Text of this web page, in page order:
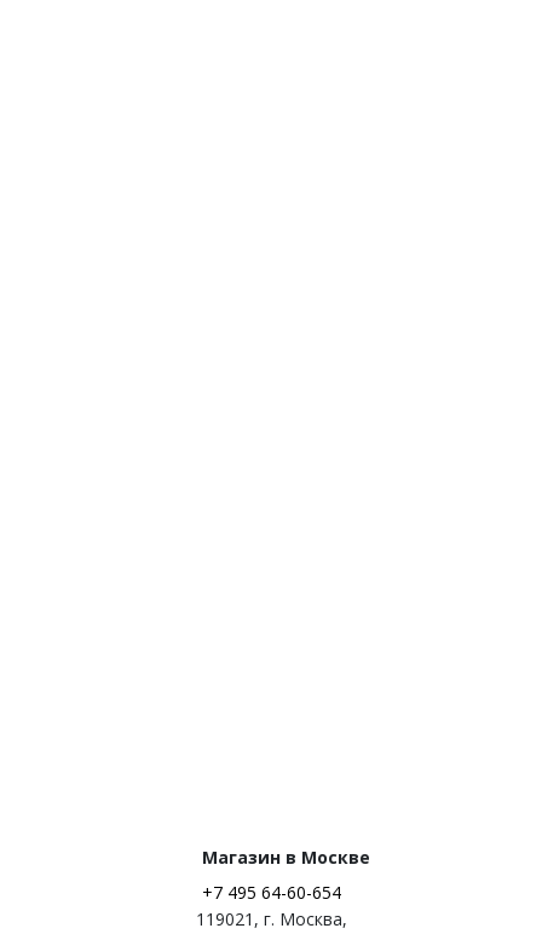
Магазин в Москве
+7 495 64-60-654
119021 , г. Москва,